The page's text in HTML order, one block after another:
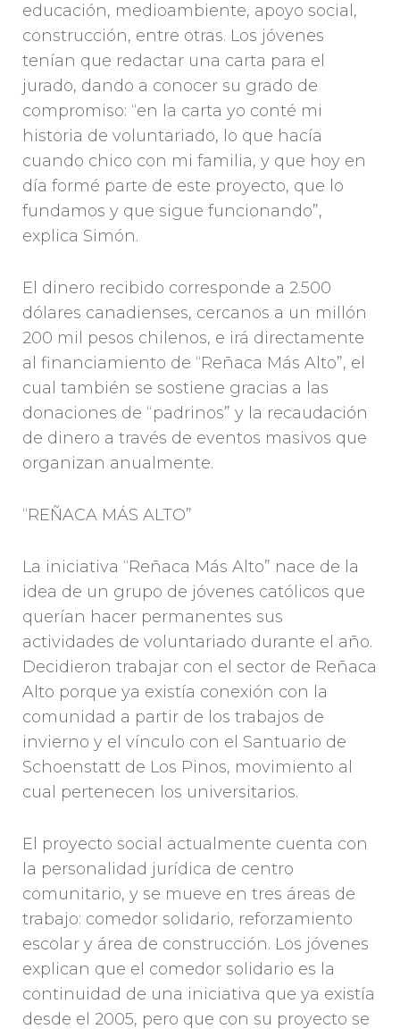
educación, medioambiente, apoyo social,
construcción, entre otras. Los jóvenes
tenían que redactar una carta para el
jurado, dando a conocer su grado de
compromiso: “en la carta yo conté mi
historia de voluntariado, lo que hacía
cuando chico con mi familia, y que hoy en
día formé parte de este proyecto, que lo
fundamos y que sigue funcionando”,
explica Simón.
El dinero recibido corresponde a 2.500
dólares canadienses, cercanos a un millón
200 mil pesos chilenos, e irá directamente
al financiamiento de “Reñaca Más Alto”, el
cual también se sostiene gracias a las
donaciones de “padrinos” y la recaudación
de dinero a través de eventos masivos que
organizan anualmente.
“REÑACA MÁS ALTO”
La iniciativa “Reñaca Más Alto” nace de la
idea de un grupo de jóvenes católicos que
querían hacer permanentes sus
actividades de voluntariado durante el año.
Decidieron trabajar con el sector de Reñaca
Alto porque ya existía conexión con la
comunidad a partir de los trabajos de
invierno y el vínculo con el Santuario de
Schoenstatt de Los Pinos, movimiento al
cual pertenecen los universitarios.
El proyecto social actualmente cuenta con
la personalidad jurídica de centro
comunitario, y se mueve en tres áreas de
trabajo: comedor solidario, reforzamiento
escolar y área de construcción. Los jóvenes
explican que el comedor solidario es la
continuidad de una iniciativa que ya existía
desde el 2005, pero que con su proyecto se